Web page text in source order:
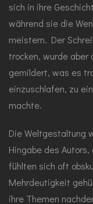
sich in ihre
während sie die
meistern. Der
trocken, wurde aber
gemildert, was es
einzuschlafen, zu
machte.
Die Weltgestaltung
Hingabe des
fühlten sich oft
Mehrdeutigkeit
ihre Themen